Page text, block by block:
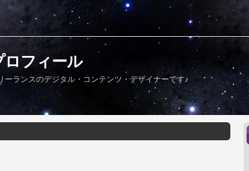
フィール
ーランスのデジタル・コンテンツ・デザイナーです♪